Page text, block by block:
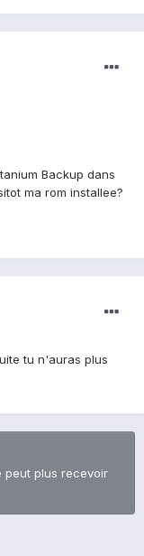
Backup dans
ma rom installee?
tu n'auras plus
peut plus recevoir